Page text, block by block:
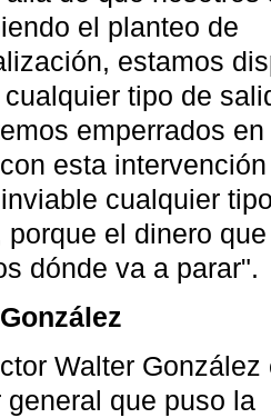
el planteo de
estamos
tipo de
emperrados
esta
cualquier
porque el dinero
dónde va a parar".
Walter González
general que puso la